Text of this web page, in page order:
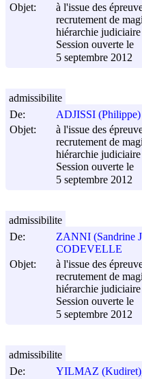
Objet:
à l'issue des
recrutement de
hiérarchie judiciaire
Session ouverte le
5 septembre 2012
De:
ADJISSI (Philippe)
Objet:
à l'issue des
recrutement de
hiérarchie judiciaire
Session ouverte le
5 septembre 2012
admissibilite
De:
ZANNI (Sandrine
CODEVELLE
Objet:
à l'issue des
recrutement de
hiérarchie judiciaire
Session ouverte le
5 septembre 2012
admissibilite
De:
YILMAZ
admissibilite